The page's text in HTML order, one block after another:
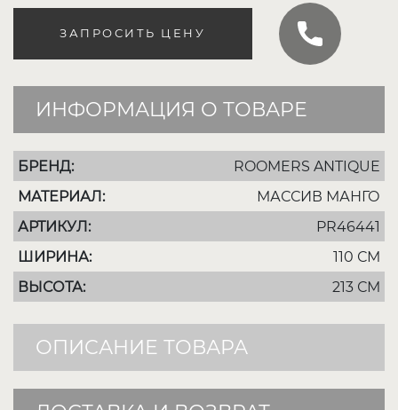
ЗАПРОСИТЬ ЦЕНУ
ИНФОРМАЦИЯ О ТОВАРЕ
БРЕНД:
ROOMERS ANTIQUE
МАТЕРИАЛ:
МАССИВ МАНГО
АРТИКУЛ:
PR46441
ШИРИНА:
110 СМ
ВЫСОТА:
213 СМ
ОПИСАНИЕ ТОВАРА